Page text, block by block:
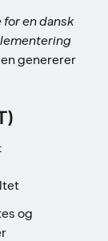
en dansk
genererer
og